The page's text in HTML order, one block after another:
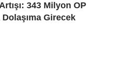
343 Milyon OP
Girecek